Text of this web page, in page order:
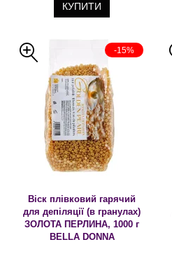
КУПИТИ
-15%
Віск плівковий гарячий
для депіляції (в гранулах)
ЗОЛОТА ПЕРЛИНА, 1000 г
BELLA DONNA